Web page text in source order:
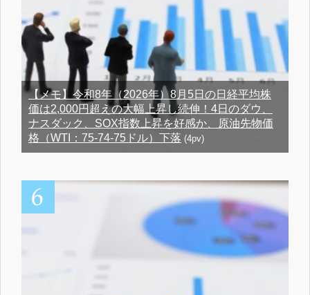
【メモ】令和8年（2026年）8月5日の日経平均株
価は2,000円超えの大幅上昇し続伸！4日のダウ、
ナスダック、SOX指数上昇を好感か、原油先物価
格（WTI：75-74-75ドル）下落 (4pv)